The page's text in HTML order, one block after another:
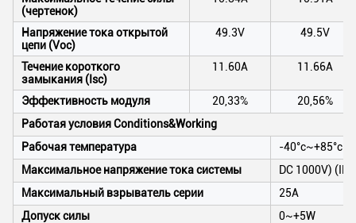
(чертенок)
Напряжение тока открытой
цепи (Voc)
49.3V 49.5V
Течение короткого
замыкания (Isc)
11.60A 11.66A
Эффективность модуля 20,33%
20,56%
Работая условия Conditions&Working
Рабочая температура
-40°c~+85°c
Максимальное напряжение тока системы
DC 1000V)
Максимальный взрыватель серии
25A
Допуск силы
0~+5W